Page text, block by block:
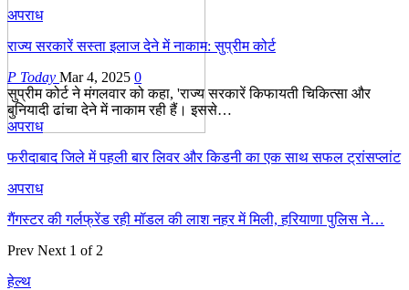
अपराध
राज्य सरकारें सस्ता इलाज देने में नाकाम: सुप्रीम कोर्ट
P Today Mar 4, 2025 0
सुप्रीम कोर्ट ने मंगलवार को कहा, 'राज्य सरकारें किफायती चिकित्सा और
बुनियादी ढांचा देने में नाकाम रही हैं। इससे…
अपराध
फरीदाबाद जिले में पहली बार लिवर और किडनी का एक साथ सफल ट्रांसप्लांट
अपराध
गैंगस्टर की गर्लफ्रेंड रही मॉडल की लाश नहर में मिली, हरियाणा पुलिस ने…
Prev Next 1 of 2
हेल्थ